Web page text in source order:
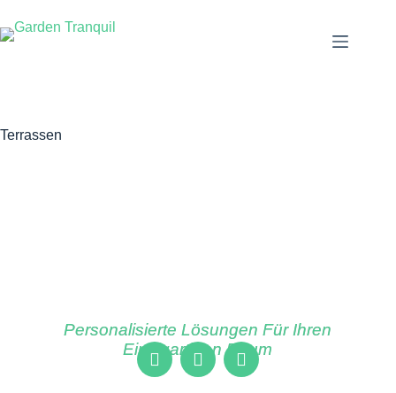
Terrassen
Personalisierte Lösungen Für Ihren
Einzigartigen Raum